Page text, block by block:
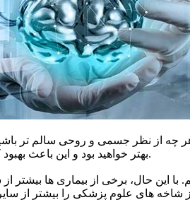
چه از نظر جسمی و روحی سالم تر
بهتر خواهید بود و این باعث بهبود کیفیت زندگی شما می شود.
حال، برخی از بیماری ها بیشتر از